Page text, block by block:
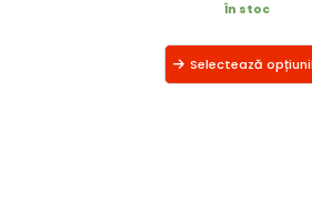
În stoc
Selectează